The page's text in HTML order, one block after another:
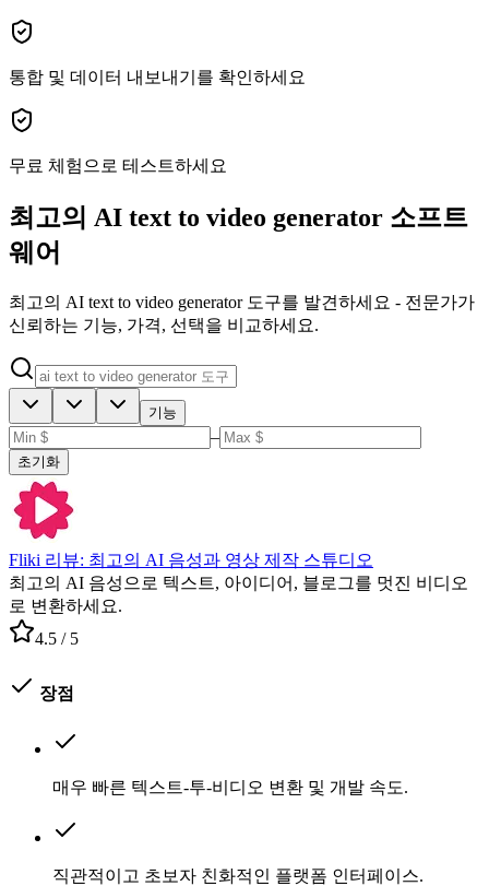
통합 및 데이터 내보내기를 확인하세요
무료 체험으로 테스트하세요
최고의 AI text to video generator 소프트
웨어
최고의 AI text to video generator 도구를 발견하세요 - 전문가가
신뢰하는 기능, 가격, 선택을 비교하세요.
기능
–
초기화
Fliki 리뷰: 최고의 AI 음성과 영상 제작 스튜디오
최고의 AI 음성으로 텍스트, 아이디어, 블로그를 멋진 비디오
로 변환하세요.
4.5 / 5
장점
매우 빠른 텍스트-투-비디오 변환 및 개발 속도.
직관적이고 초보자 친화적인 플랫폼 인터페이스.